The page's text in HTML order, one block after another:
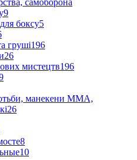
самоборона
9
боксу5
груші196
26
мистецтв196
манекени ММА,
26
8
10